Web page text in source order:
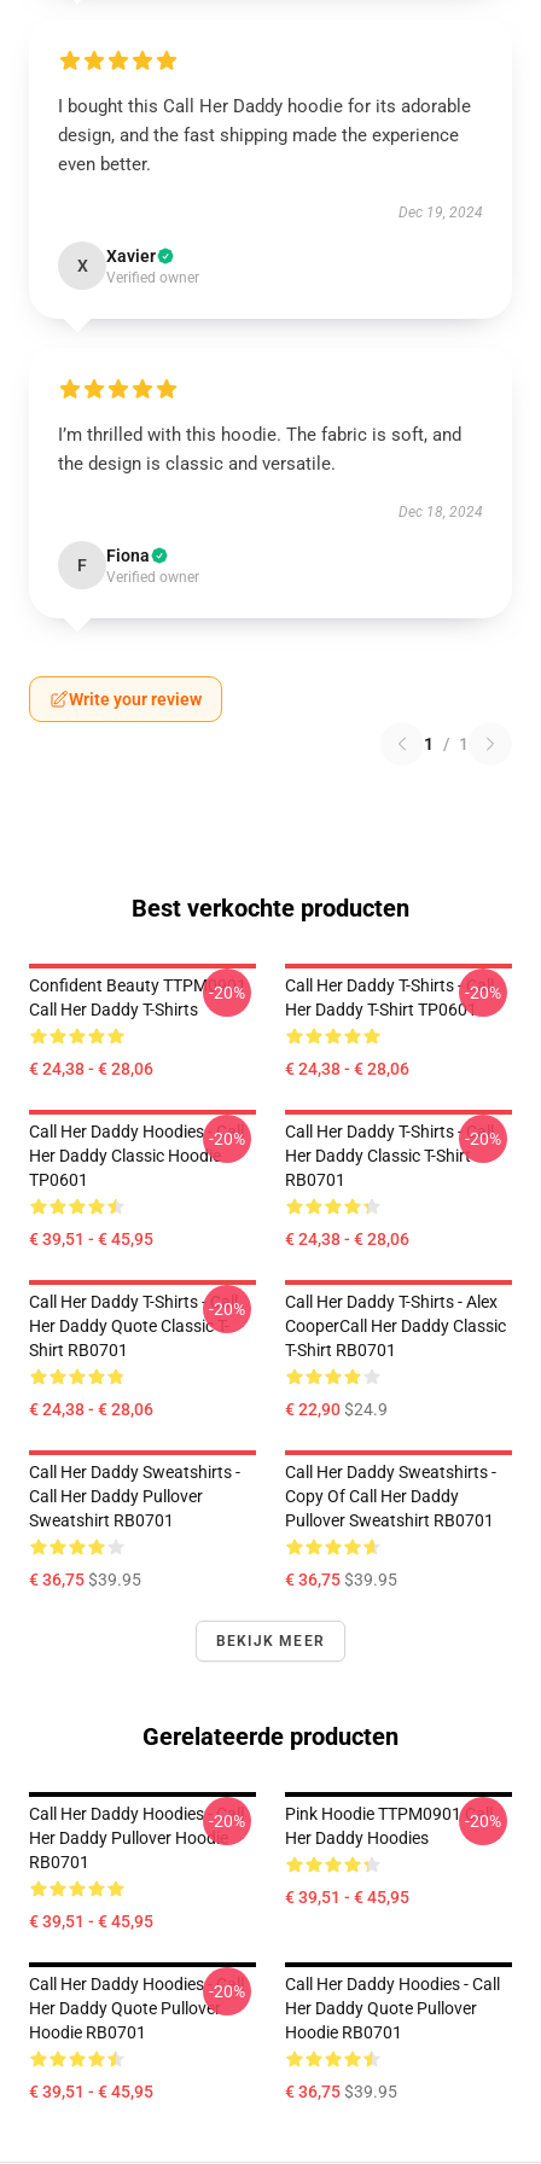
I bought this Call Her Daddy hoodie for its adorable
design, and the fast shipping made the experience
even better.
Dec 19, 2024
X Xavier
Verified owner
I’m thrilled with this hoodie. The fabric is soft, and
the design is classic and versatile.
Dec 18, 2024
F Fiona
Verified owner
Write your review
1 / 1
Best verkochte producten
Confident Beauty TTPM0901
Call Her Daddy T-Shirts
€ 24,38 - € 28,06
-20%
Call Her Daddy T-Shirts - Call
Her Daddy T-Shirt TP0601
€ 24,38 - € 28,06
-20%
Call Her Daddy Hoodies - Call
Her Daddy Classic Hoodie
TP0601
€ 39,51 - € 45,95
-20%
Call Her Daddy T-Shirts - Call
Her Daddy Classic T-Shirt
RB0701
€ 24,38 - € 28,06
-20%
Call Her Daddy T-Shirts - Call
Her Daddy Quote Classic T-
Shirt RB0701
€ 24,38 - € 28,06
-20%
Call Her Daddy T-Shirts - Alex
CooperCall Her Daddy Classic
T-Shirt RB0701
€ 22,90$24.9
Call Her Daddy Sweatshirts -
Call Her Daddy Pullover
Sweatshirt RB0701
€ 36,75$39.95
Call Her Daddy Sweatshirts -
Copy Of Call Her Daddy
Pullover Sweatshirt RB0701
€ 36,75$39.95
BEKIJK MEER
Gerelateerde producten
Call Her Daddy Hoodies - Call
Her Daddy Pullover Hoodie
RB0701
€ 39,51 - € 45,95
-20%
Pink Hoodie TTPM0901 Call
Her Daddy Hoodies
€ 39,51 - € 45,95
-20%
Call Her Daddy Hoodies - Call
Her Daddy Quote Pullover
Hoodie RB0701
€ 39,51 - € 45,95
-20%
Call Her Daddy Hoodies - Call
Her Daddy Quote Pullover
Hoodie RB0701
€ 36,75$39.95